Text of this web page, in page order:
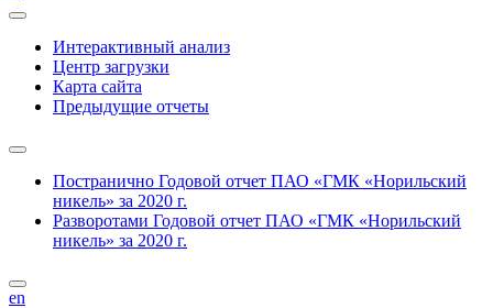
Интерактивный анализ
Центр загрузки
Карта сайта
Предыдущие отчеты
Постранично Годовой отчет ПАО «ГМК «Норильский
никель» за 2020 г.
Разворотами Годовой отчет ПАО «ГМК «Норильский
никель» за 2020 г.
en